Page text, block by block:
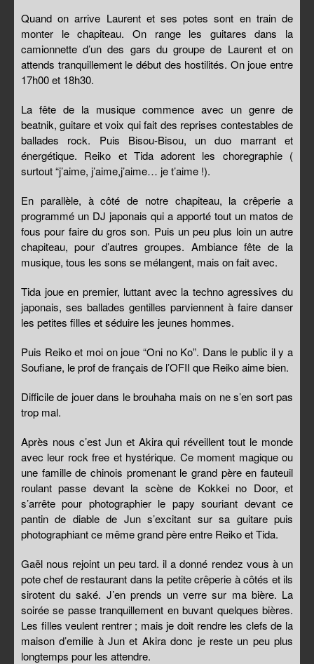
Quand on arrive Laurent et ses potes sont en train de
monter le chapiteau. On range les guitares dans la
camionnette d’un des gars du groupe de Laurent et on
attends tranquillement le début des hostilités. On joue entre
17h00 et 18h30.
La fête de la musique commence avec un genre de
beatnik, guitare et voix qui fait des reprises contestables de
ballades rock. Puis Bisou-Bisou, un duo marrant et
énergétique. Reiko et Tida adorent les choregraphie (
surtout “j’aime, j’aime,j’aime… je t’aime !).
En parallèle, à côté de notre chapiteau, la crêperie a
programmé un DJ japonais qui a apporté tout un matos de
fous pour faire du gros son. Puis un peu plus loin un autre
chapiteau, pour d’autres groupes. Ambiance fête de la
musique, tous les sons se mélangent, mais on fait avec.
Tida joue en premier, luttant avec la techno agressives du
japonais, ses ballades gentilles parviennent à faire danser
les petites filles et séduire les jeunes hommes.
Puis Reiko et moi on joue “Oni no Ko”. Dans le public il y a
Soufiane, le prof de français de l’OFII que Reiko aime bien.
Difficile de jouer dans le brouhaha mais on ne s’en sort pas
trop mal.
Après nous c’est Jun et Akira qui réveillent tout le monde
avec leur rock free et hystérique. Ce moment magique ou
une famille de chinois promenant le grand père en fauteuil
roulant passe devant la scène de Kokkei no Door, et
s’arrête pour photographier le papy souriant devant ce
pantin de diable de Jun s’excitant sur sa guitare puis
photographiant ce même grand père entre Reiko et Tida.
Gaël nous rejoint un peu tard. il a donné rendez vous à un
pote chef de restaurant dans la petite crêperie à côtés et ils
sirotent du saké. J’en prends un verre sur ma bière. La
soirée se passe tranquillement en buvant quelques bières.
Les filles veulent rentrer ; mais je doit rendre les clefs de la
maison d’emilie à Jun et Akira donc je reste un peu plus
longtemps pour les attendre.